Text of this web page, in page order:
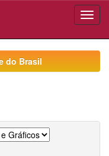
do Brasil